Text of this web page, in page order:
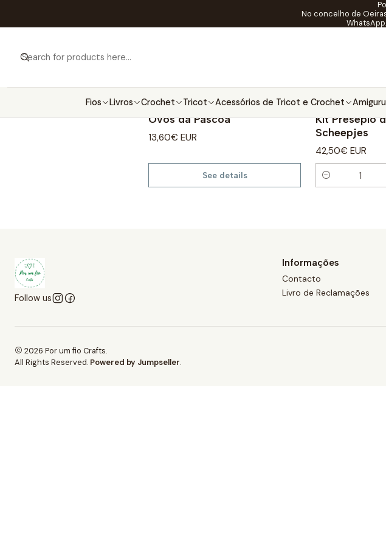
Fios Livros Crochet Tricot Acessórios de Tricot e Crochet
No concelho de
Out of Stock
Ovos da Páscoa
13,60€ EUR
See details
Kit Presépio
Scheepjes
42,50€ EUR
Quantity
Follow us
Informações
Contacto
Livro de Reclamações
2026 Por um fio Crafts.
All Rights Reserved. Powered by Jumpseller.